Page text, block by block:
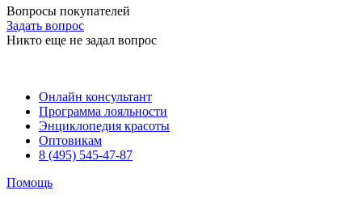
Вопросы покупателей
Задать вопрос
Никто еще не задал вопрос
Онлайн консультант
Программа лояльности
Энциклопедия красоты
Оптовикам
8 (495) 545-47-87
Помощь